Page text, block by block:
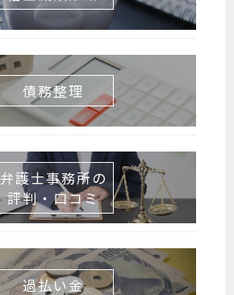
債務整理
弁護士事務所の
評判・口コミ
過払い金